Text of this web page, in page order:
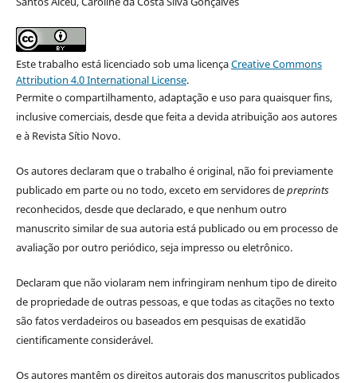
Este trabalho está licenciado sob uma licençaCreative Commons
Attribution 4.0 International License.
Permite o compartilhamento, adaptação e uso para quaisquer fins,
inclusive comerciais, desde que feita a devida atribuição aos autores
e à Revista Sítio Novo.
Os autores declaram que o trabalho é original, não foi previamente
publicado em parte ou no todo, exceto em servidores depreprints
reconhecidos, desde que declarado, e que nenhum outro
manuscrito similar de sua autoria está publicado ou em processo de
avaliação por outro periódico, seja impresso ou eletrônico.
Declaram que não violaram nem infringiram nenhum tipo de direito
de propriedade de outras pessoas, e que todas as citações no texto
são fatos verdadeiros ou baseados em pesquisas de exatidão
cientificamente considerável.
Os autores mantêm os direitos autorais dos manuscritos publicados